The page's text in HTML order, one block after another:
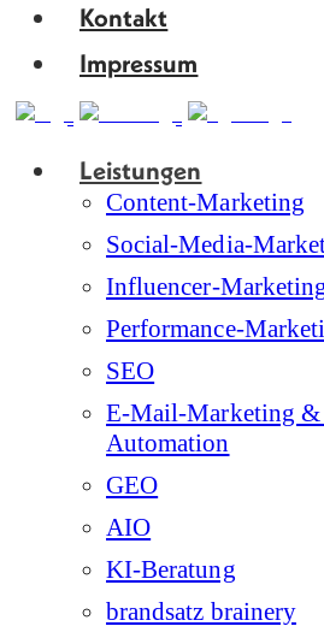
Kontakt
Impressum
Leistungen
Content-Marketing
Social-Media-
Influencer-
Performance-
SEO
E-Mail-Marketing
Automation
GEO
AIO
KI-Beratung
brandsatz brainery